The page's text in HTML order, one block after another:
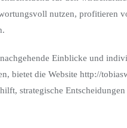
nutzen, profitieren
Einblicke und
bietet die Website http://
strategische